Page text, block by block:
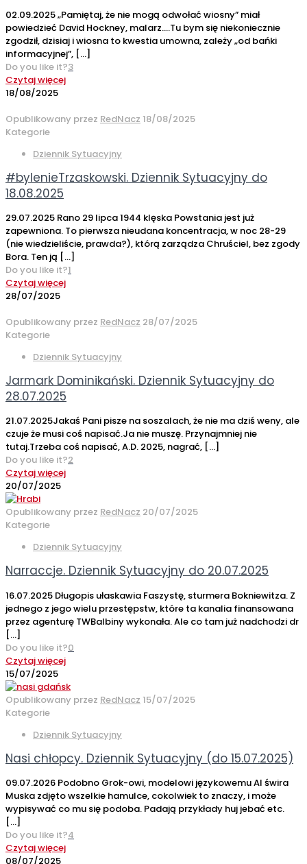
02.09.2025 „Pamiętaj, że nie mogą odwołać wiosny” miał
powiedzieć David Hockney, malarz….Tu bym się niekoniecznie
zgodził, dzisiaj i wiosna to kwestia umowna, zależy „od bańki
informacyjnej”, […]
Do you like it?3
Czytaj więcej
18/08/2025
Opublikowany przez RedNacz 18/08/2025
Kategorie
Dziennik Sytuacyjny
#bylenieTrzaskowski. Dziennik Sytuacyjny do
18.08.2025
29.07.2025 Rano 29 lipca 1944 klęska Powstania jest już
zapewniona. To pierwsza nieudana koncentracja, w noc 28-29
(nie wiedzieliście, prawda?), którą zarządza Chruściel, bez zgody
Bora. Ten ją […]
Do you like it?1
Czytaj więcej
28/07/2025
Opublikowany przez RedNacz 28/07/2025
Kategorie
Dziennik Sytuacyjny
Jarmark Dominikański. Dziennik Sytuacyjny do
28.07.2025
21.07.2025Jakaś Pani pisze na soszalach, że nie ma dziś weny, ale
czuje że musi coś napisać.Ja nie muszę. Przynajmniej nie
tutaj.Trzeba coś napisać, A.D. 2025, nagrać, […]
Do you like it?2
Czytaj więcej
20/07/2025
Opublikowany przez RedNacz 20/07/2025
Kategorie
Dziennik Sytuacyjny
Narraccje. Dziennik Sytuacyjny do 20.07.2025
16.07.2025 Długopis ułaskawia Faszystę, sturmera Bokniewitza. Z
jednego z jego wielu przestępstw, które ta kanalia finansowana
przez agenturę TWBalbiny wykonała. Ale co tam już nadchodzi dr
[…]
Do you like it?0
Czytaj więcej
15/07/2025
Opublikowany przez RedNacz 15/07/2025
Kategorie
Dziennik Sytuacyjny
Nasi chłopcy. Dziennik Sytuacyjny (do 15.07.2025)
09.07.2026 Podobno Grok-owi, modelowi językowemu AI świra
Muska zdjęto wszelkie hamulce, cokolwiek to znaczy, i może
wypisywać co mu się podoba. Padają przykłady huj jebać etc.
[…]
Do you like it?4
Czytaj więcej
08/07/2025